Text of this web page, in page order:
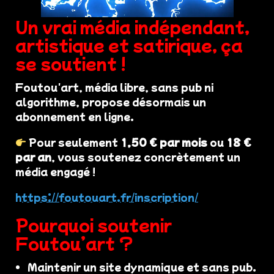
Un vrai média indépendant,
artistique et satirique, ça
se soutient !
Foutou'art, média libre, sans pub ni
algorithme, propose désormais un
abonnement en ligne.
Pour seulement 1,50 € par mois ou 18 €
par an, vous soutenez concrètement un
média engagé !
https://foutouart.fr/inscription/
Pourquoi soutenir
Foutou’art ?
Maintenir un site dynamique et sans pub.